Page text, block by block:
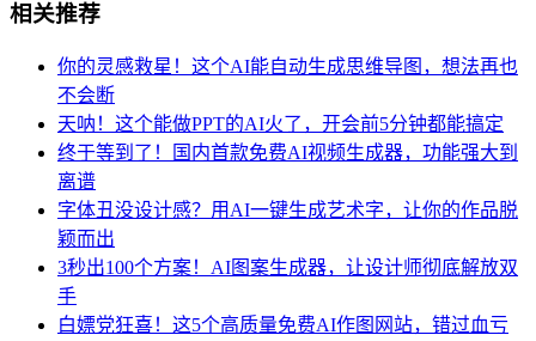
相关推荐
你的灵感救星！这个AI能自动生成思维导图，想法再也
不会断
天呐！这个能做PPT的AI火了，开会前5分钟都能搞定
终于等到了！国内首款免费AI视频生成器，功能强大到
离谱
字体丑没设计感？用AI一键生成艺术字，让你的作品脱
颖而出
3秒出100个方案！AI图案生成器，让设计师彻底解放双
手
白嫖党狂喜！这5个高质量免费AI作图网站，错过血亏